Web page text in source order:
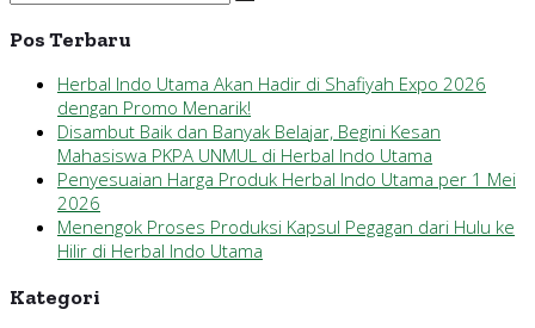
Pos Terbaru
Herbal Indo Utama Akan Hadir di Shafiyah Expo 2026
dengan Promo Menarik!
Disambut Baik dan Banyak Belajar, Begini Kesan
Mahasiswa PKPA UNMUL di Herbal Indo Utama
Penyesuaian Harga Produk Herbal Indo Utama per 1 Mei
2026
Menengok Proses Produksi Kapsul Pegagan dari Hulu ke
Hilir di Herbal Indo Utama
Kategori